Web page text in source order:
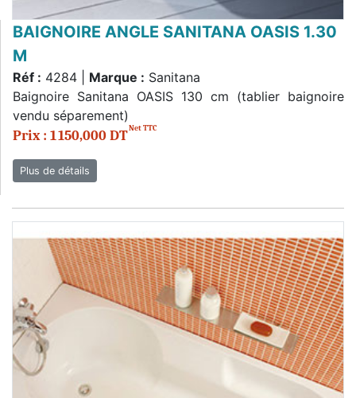
BAIGNOIRE ANGLE SANITANA OASIS 1.30
M
Réf : 4284 | Marque : Sanitana
Baignoire Sanitana OASIS 130 cm (tablier baignoire
vendu séparement)
Prix : 1 150,000 DTNet TTC
Plus de détails